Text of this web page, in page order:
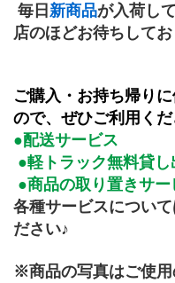
毎日 新商品が入荷し
店のほどお待ちしてお
ご購入・お持ち帰り
ので、ぜひご利用くだ
●配送サービス
●軽トラック無料貸し
●商品の取り置きサー
各種サービスについ
ださい♪
※商品の写真はご使用